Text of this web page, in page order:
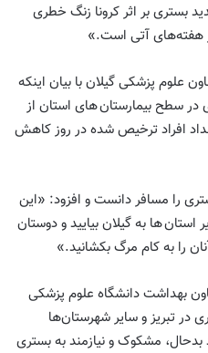
بستری بر اثر کرونا زنگ خطری
هفته‌های آتی است.»
علوم پزشکی گیلان با بیان اینکه
در سطح بیمارستان های استان از
افراد ترخیص شده در روز کاهش
را مسافر دانست و افزود: «این
ها به گیلان بیایید و دوستان
را به کام مرگ بکشانید.»
بهداشت دانشگاه علوم پزشکی
در تبریز و سایر شهرستان‌ها
مشکوک و نیازمند به بستری